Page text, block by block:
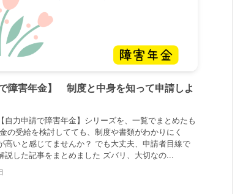
で障害年金】 制度と中身を知って申請しよ
自力申請で障害年金】シリーズを、一覧でまとめたも
の受給を検討してても、制度や書類がわかりにく
高いと感じてませんか？ でも大丈夫、申請者目線で
説した記事をまとめました ズバリ、大切なの...